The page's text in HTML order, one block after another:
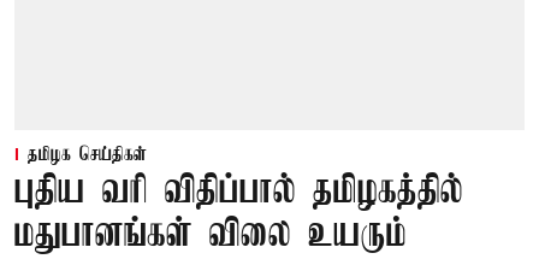
தமிழக செய்திகள்
புதிய வரி விதிப்பால் தமிழகத்தில்
மதுபானங்கள் விலை உயரும்